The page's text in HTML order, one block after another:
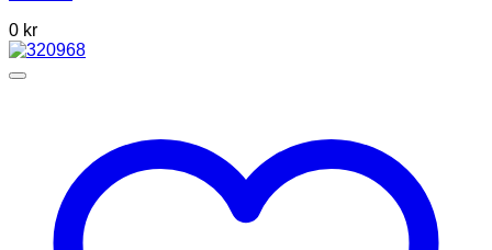
0 kr